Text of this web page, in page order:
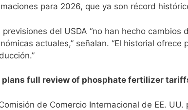
para 2026, que ya son récord
previsiones del USDA “no han hecho
actuales,” señalan. “El historial
plans full review of phosphate fertilizer
de Comercio Internacional de EE.